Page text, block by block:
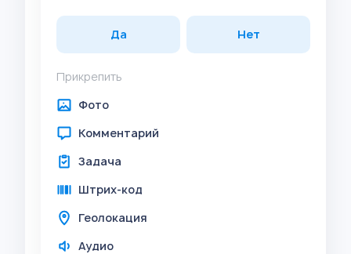
Да Нет
Прикрепить
Фото
Комментарий
Задача
Штрих-код
Геолокация
Аудио